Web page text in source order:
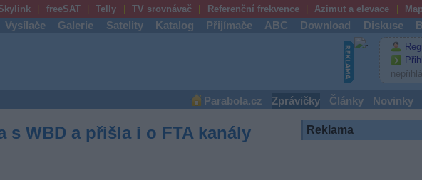
freeSAT Telly TV srovnávač Referenční frekvence Azimut a elevace
Vysílače Galerie Satelity Katalog Přijímače ABC Download Diskuse
Parabola.cz Zprávičky Články Novinky
s WBD a přišla i o FTA kanály Reklama